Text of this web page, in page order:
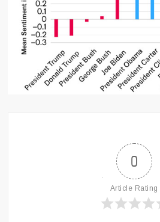
0
Article Rating